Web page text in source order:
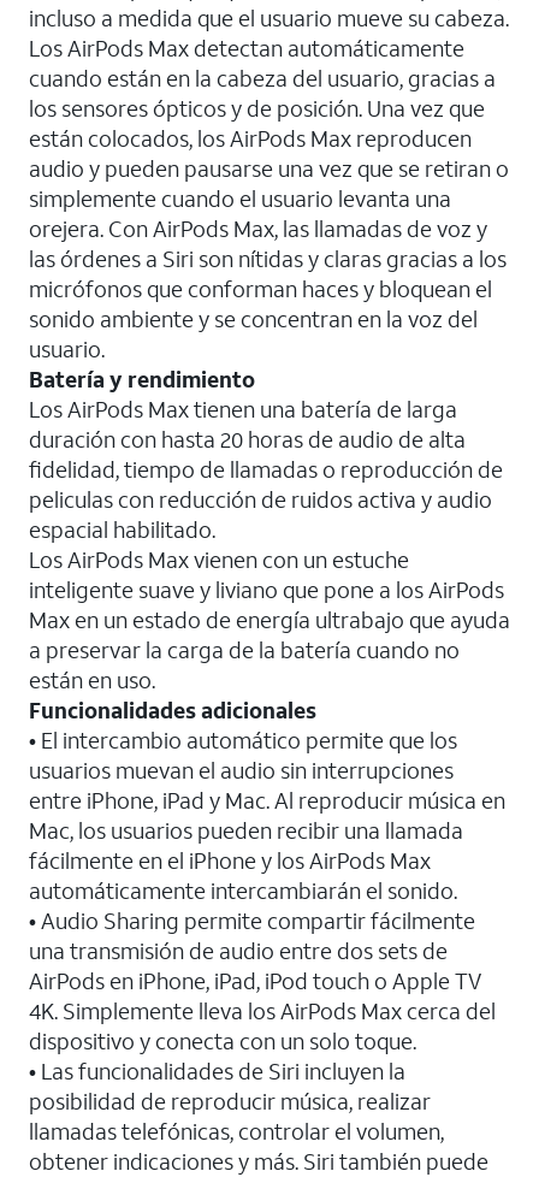
incluso a medida que el usuario mueve su cabeza.
Los AirPods Max detectan automáticamente
cuando están en la cabeza del usuario, gracias a
los sensores ópticos y de posición. Una vez que
están colocados, los AirPods Max reproducen
audio y pueden pausarse una vez que se retiran o
simplemente cuando el usuario levanta una
orejera. Con AirPods Max, las llamadas de voz y
las órdenes a Siri son nítidas y claras gracias a los
micrófonos que conforman haces y bloquean el
sonido ambiente y se concentran en la voz del
usuario.
Batería y rendimiento
Los AirPods Max tienen una batería de larga
duración con hasta 20 horas de audio de alta
fidelidad, tiempo de llamadas o reproducción de
peliculas con reducción de ruidos activa y audio
espacial habilitado.
Los AirPods Max vienen con un estuche
inteligente suave y liviano que pone a los AirPods
Max en un estado de energía ultrabajo que ayuda
a preservar la carga de la batería cuando no
están en uso.
Funcionalidades adicionales
• El intercambio automático permite que los
usuarios muevan el audio sin interrupciones
entre iPhone, iPad y Mac. Al reproducir música en
Mac, los usuarios pueden recibir una llamada
fácilmente en el iPhone y los AirPods Max
automáticamente intercambiarán el sonido.
•Audio Sharing permite compartir fácilmente
una transmisión de audio entre dos sets de
AirPods en iPhone, iPad, iPod touch o Apple TV
4K. Simplemente lleva los AirPods Max cerca del
dispositivo y conecta con un solo toque.
• Las funcionalidades de Siri incluyen la
posibilidad de reproducir música, realizar
llamadas telefónicas, controlar el volumen,
obtener indicaciones y más. Siri también puede